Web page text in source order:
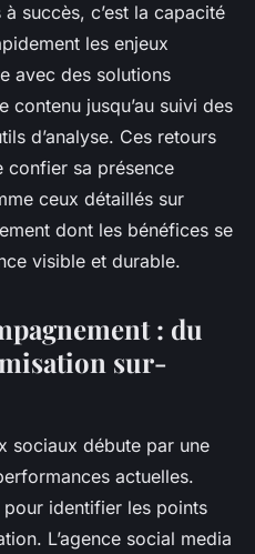
succès, c’est la capacité
les enjeux
avec des solutions
contenu jusqu’au suivi des
d’analyse. Ces retours
confier sa présence
ceux détaillés sur
dont les bénéfices se
visible et durable.
: du
sur-
sociaux débute par une
actuelles.
pour identifier les points
L’agence social media